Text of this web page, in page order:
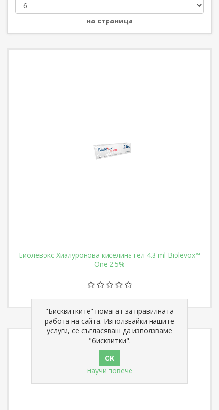
на страница
Биолевокс Хиалуронова киселина гел 4.8 ml Biolevox™
One 2.5%
€ 280,19
"Бисквитките" помагат за правилната
работа на сайта. Използвайки нашите
услуги, се съгласяваш да използваме
"бисквитки".
Научи повече